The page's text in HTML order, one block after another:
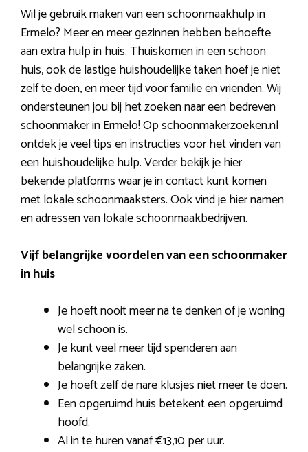
Wil je gebruik maken van een schoonmaakhulp in
Ermelo? Meer en meer gezinnen hebben behoefte
aan extra hulp in huis. Thuiskomen in een schoon
huis, ook de lastige huishoudelijke taken hoef je niet
zelf te doen, en meer tijd voor familie en vrienden. Wij
ondersteunen jou bij het zoeken naar een bedreven
schoonmaker in Ermelo! Op schoonmakerzoeken.nl
ontdek je veel tips en instructies voor het vinden van
een huishoudelijke hulp. Verder bekijk je hier
bekende platforms waar je in contact kunt komen
met lokale schoonmaaksters. Ook vind je hier namen
en adressen van lokale schoonmaakbedrijven.
Vijf belangrijke voordelen van een schoonmaker
in huis
Je hoeft nooit meer na te denken of je woning
wel schoon is.
Je kunt veel meer tijd spenderen aan
belangrijke zaken.
Je hoeft zelf de nare klusjes niet meer te doen.
Een opgeruimd huis betekent een opgeruimd
hoofd.
Al in te huren vanaf €13,10 per uur.